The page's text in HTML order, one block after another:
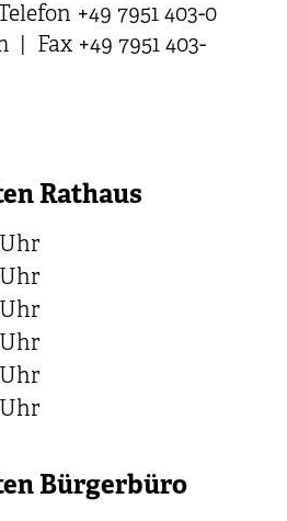
+49 7951 403-0
| Fax +49 7951 403-
Rathaus
Uhr
Uhr
Uhr
Uhr
Uhr
Uhr
Bürgerbüro